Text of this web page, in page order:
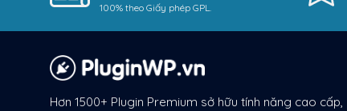
100% theo Giấy phép GPL.
Hơn 1500+ Plugin Premium sở hữu tính năng cao cấp,